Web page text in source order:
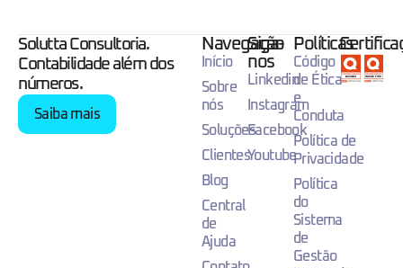
Solutta Consultoria.
Contabilidade além dos
números.
Saiba mais
Navegação
Início
Sobre
nós
Soluções
Clientes
Blog
Central
de
Ajuda
Siga-
nos
Linkedin
Instagram
Facebook
Youtube
Políticas
Código
de Ética
e
Conduta
Política de
Privacidade
Política
do
Sistema
de
Gestão